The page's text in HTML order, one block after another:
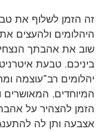
זה הזמן לשלוף את
היהלומים ולהעצים
שוב את אהבתך
יהלומים רב־עוצמה
המיוחדים, המאושרים
הזמן להצהיר על
אצבעה ותן לה